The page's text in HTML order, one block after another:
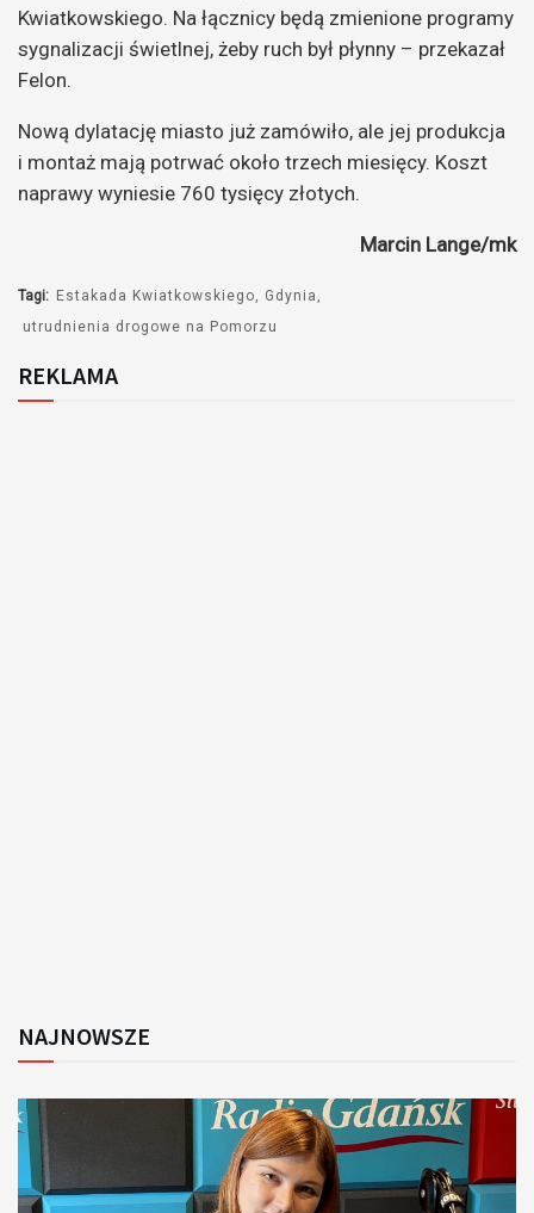
Kwiatkowskiego. Na łącznicy będą zmienione programy
sygnalizacji świetlnej, żeby ruch był płynny – przekazał
Felon.
Nową dylatację miasto już zamówiło, ale jej produkcja
i montaż mają potrwać około trzech miesięcy. Koszt
naprawy wyniesie 760 tysięcy złotych.
Marcin Lange/mk
Tagi: Estakada Kwiatkowskiego
Gdynia
utrudnienia drogowe na Pomorzu
REKLAMA
NAJNOWSZE